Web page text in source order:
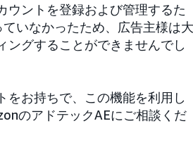
ウントを登録および管理するた
いなかったため、広告主様は大
ングすることができませんでし
をお持ちで、この機能を利用し
のアドテックAEにご相談くだ